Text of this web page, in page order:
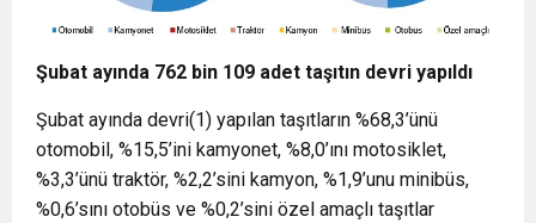
Şubat ayında 762 bin 109 adet taşıtın devri yapıldı
Şubat ayında devri(1) yapılan taşıtların %68,3’ünü
otomobil, %15,5’ini kamyonet, %8,0’ını motosiklet,
%3,3’ünü traktör, %2,2’sini kamyon, %1,9’unu minibüs,
%0,6’sını otobüs ve %0,2’sini özel amaçlı taşıtlar